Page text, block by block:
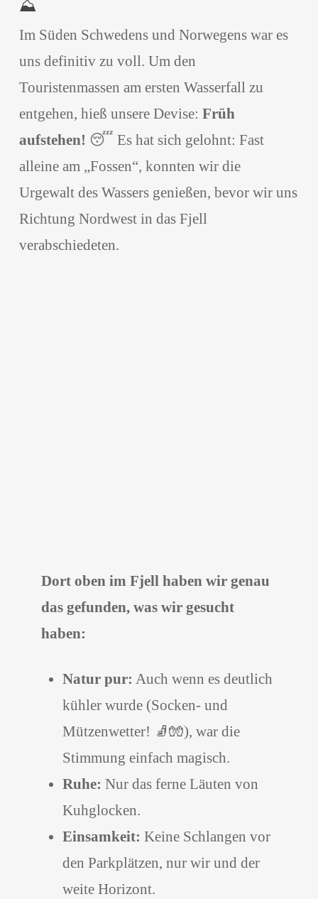
⛰️
Im Süden Schwedens und Norwegens war es
uns definitiv zu voll. Um den
Touristenmassen am ersten Wasserfall zu
entgehen, hieß unsere Devise: Früh
aufstehen! 😴 Es hat sich gelohnt: Fast
alleine am „Fossen“, konnten wir die
Urgewalt des Wassers genießen, bevor wir uns
Richtung Nordwest in das Fjell
verabschiedeten.
Dort oben im Fjell haben wir genau
das gefunden, was wir gesucht
haben:
Natur pur: Auch wenn es deutlich
kühler wurde (Socken- und
Mützenwetter! 🧦🧤), war die
Stimmung einfach magisch.
Ruhe: Nur das ferne Läuten von
Kuhglocken.
Einsamkeit: Keine Schlangen vor
den Parkplätzen, nur wir und der
weite Horizont.